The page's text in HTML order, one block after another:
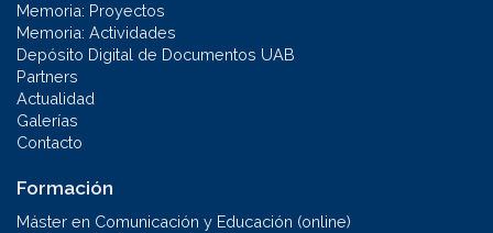
Memoria: Proyectos
Memoria: Actividades
Depósito Digital de Documentos UAB
Partners
Actualidad
Galerías
Contacto
Formación
Máster en Comunicación y Educación (online)